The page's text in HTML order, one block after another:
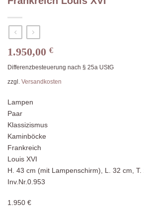
1.950,00 €
Differenzbesteuerung nach § 25a UStG
zzgl. Versandkosten
Lampen
Paar
Klassizismus
Kaminböcke
Frankreich
Louis XVI
H. 43 cm (mit Lampenschirm), L. 32 cm, T.
Inv.Nr.0.953
1.950 €